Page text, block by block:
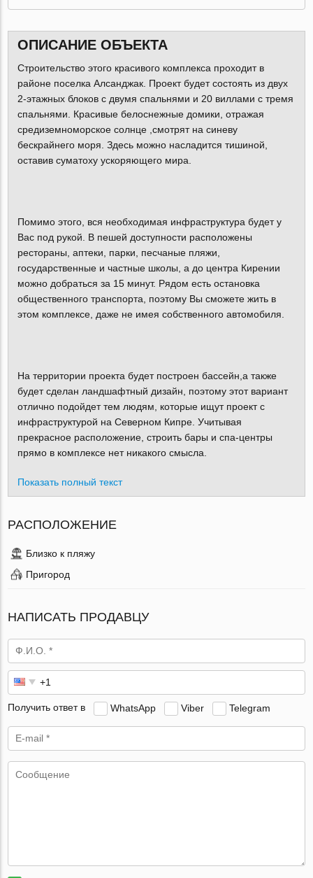
ОПИСАНИЕ ОБЪЕКТА
Строительство этого красивого комплекса проходит в
районе поселка Алсанджак. Проект будет состоять из двух
2-этажных блоков с двумя спальнями и 20 виллами с тремя
спальнями. Красивые белоснежные домики, отражая
средиземноморское солнце ,смотрят на синеву
бескрайнего моря. Здесь можно насладится тишиной,
оставив суматоху ускоряющего мира.
Помимо этого, вся необходимая инфраструктура будет у
Вас под рукой. В пешей доступности расположены
рестораны, аптеки, парки, песчаные пляжи,
государственные и частные школы, а до центра Кирении
можно добраться за 15 минут. Рядом есть остановка
общественного транспорта, поэтому Вы сможете жить в
этом комплексе, даже не имея собственного автомобиля.
На территории проекта будет построен бассейн,а также
будет сделан ландшафтный дизайн, поэтому этот вариант
отлично подойдет тем людям, которые ищут проект с
инфраструктурой на Северном Кипре. Учитывая
прекрасное расположение, строить бары и спа-центры
прямо в комплексе нет никакого смысла.
Показать полный текст
РАСПОЛОЖЕНИЕ
Близко к пляжу
Пригород
НАПИСАТЬ ПРОДАВЦУ
Получить ответ в WhatsApp Viber Telegram